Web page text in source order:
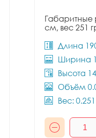
Габаритные
см, вес 251
Длина
Ширина
Высота
Объём
Вес: 0.251